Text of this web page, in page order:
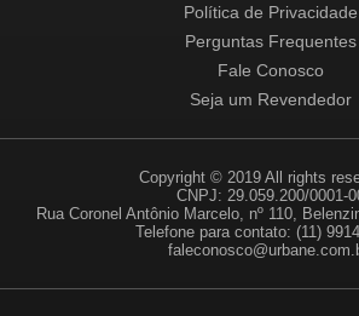
Política de Privacidade
Perguntas Frequentes
Fale Conosco
Seja um Revendedor
Copyright © 2019 All rights
CNPJ: 29.059.200/0001-
Rua Coronel Antônio Marcelo, nº 110,
Telefone para contato: (11)